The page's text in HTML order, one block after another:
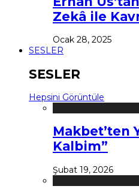
Zekâ ile
Ocak 28, 2025
SESLER
SESLER
Hepsini Görüntüle
Makbet’ten
Kalbim”
Şubat 19, 2026